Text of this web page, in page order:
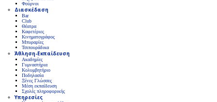
Φούρνοι
Διασκέδαση
Bar
Club
Θέατρα
Καφετέριες
Κινηματογράφος
Μπυραρίες
Τσιπουράδικα
Άθληση-Εκπαίδευση
Ακαδημίες
Γυμναστήρια
Κολυμβητήριο
Ποδηλασία
Ξένες Γλώσσες
Μέση εκπαίδευση
Σχολές πληροφορικής
Υπηρεσίες